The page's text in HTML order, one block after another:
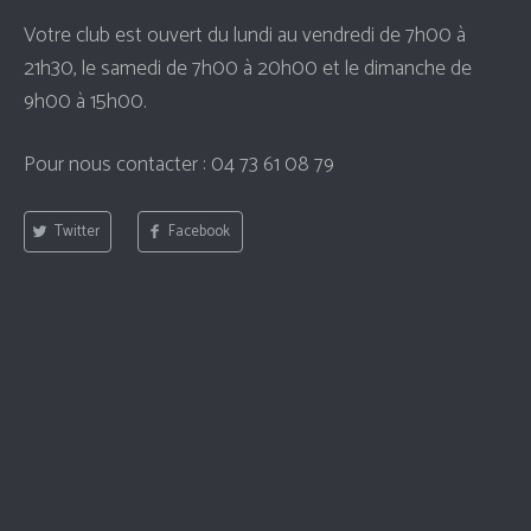
Votre club est ouvert du lundi au vendredi de 7h00 à
21h30, le samedi de 7h00 à 20h00 et le dimanche de
9h00 à 15h00.
Pour nous contacter : 04 73 61 08 79
Twitter Facebook